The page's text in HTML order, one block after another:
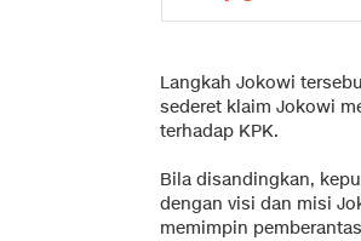
Langkah Jokowi
sederet klaim Jokowi
terhadap KPK.
Bila disandingkan,
dengan visi dan misi
memimpin